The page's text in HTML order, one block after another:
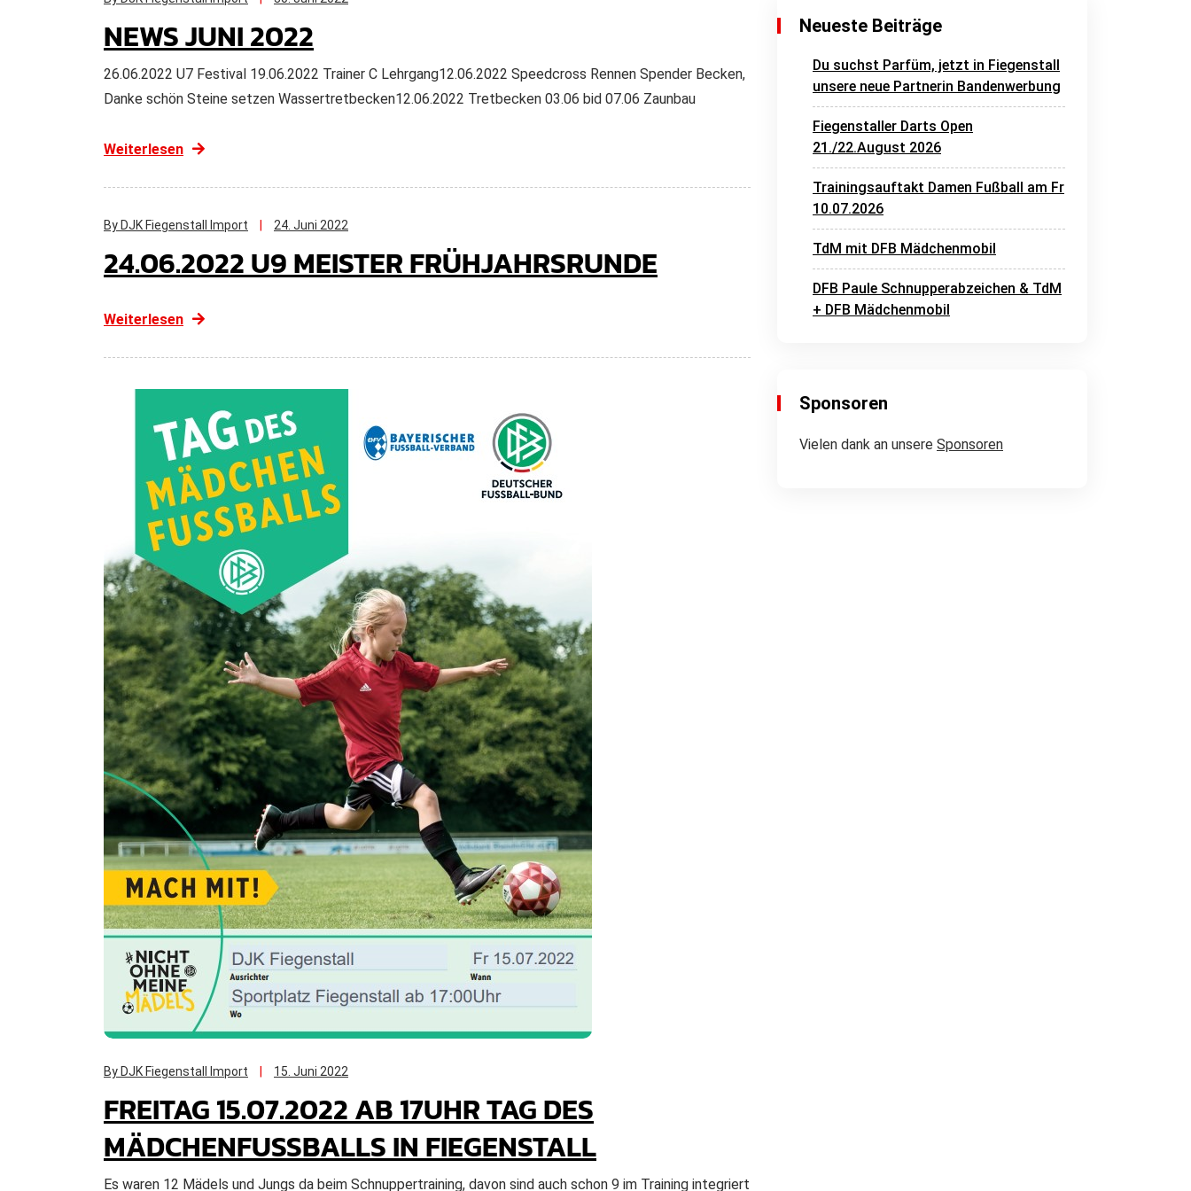
NEWS JUNI 2022
26.06.2022 U7 Festival 19.06.2022 Trainer C Lehrgang12.06.2022 Speedcross Rennen Spender Becken,
Danke schön Steine setzen Wassertretbecken12.06.2022 Tretbecken 03.06 bid 07.06 Zaunbau
Weiterlesen
By DJK Fiegenstall Import 24. Juni 2022
24.06.2022 U9 MEISTER FRÜHJAHRSRUNDE
Weiterlesen
By DJK Fiegenstall Import 15. Juni 2022
FREITAG 15.07.2022 AB 17UHR TAG DES
MÄDCHENFUSSBALLS IN FIEGENSTALL
Es waren 12 Mädels und Jungs da beim Schnuppertraining, davon sind auch schon 9 im Training integriert
Neueste Beiträge
Du suchst Parfüm, jetzt in Fiegenstall
unsere neue Partnerin Bandenwerbung
Fiegenstaller Darts Open
21./22.August 2026
Trainingsauftakt Damen Fußball am Fr
10.07.2026
TdM mit DFB Mädchenmobil
DFB Paule Schnupperabzeichen & TdM
+ DFB Mädchenmobil
Sponsoren
Vielen dank an unsere Sponsoren